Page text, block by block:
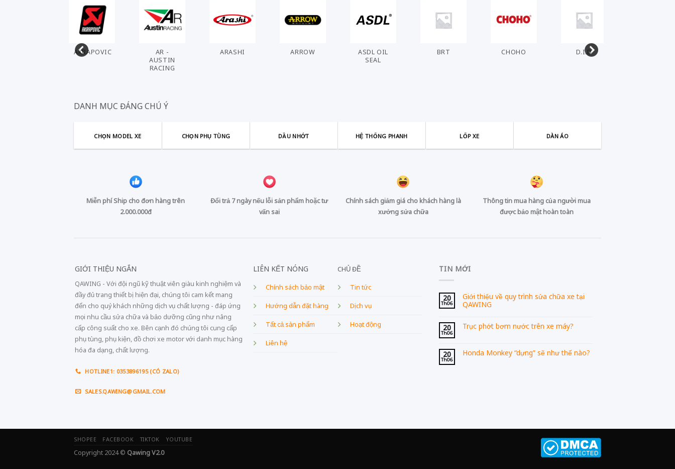
AKRAPOVIC
AR -
AUSTIN
RACING
ARASHI ARROW
ASDL OIL
SEAL
BRT CHOHO D.I.D
DANH MỤC ĐÁNG CHÚ Ý
CHỌN MODEL XE CHỌN PHỤ TÙNG DẦU NHỚT HỆ THỐNG PHANH LỐP XE DÀN ÁO
Miễn phí Ship cho đơn hàng trên
2.000.000đ
Đổi trả 7 ngày nếu lỗi sản phẩm hoặc tư
vấn sai
Chính sách giảm giá cho khách hàng là
xưởng sửa chữa
Thông tin mua hàng của người mua
được bảo mật hoàn toàn
GIỚI THIỆU NGẮN
QAWING - Với đội ngũ kỹ thuật viên giàu kinh nghiệm và
đầy đủ trang thiết bị hiện đại, chúng tôi cam kết mang
đến cho quý khách những dịch vụ chất lượng - đáp ứng
mọi nhu cầu sửa chữa và bảo dưỡng cũng như nâng
cấp công suất cho xe. Bên cạnh đó chúng tôi cung cấp
phụ tùng, phụ kiện, đồ chơi xe motor với danh mục hàng
hóa đa dạng, chất lượng.
HOTLINE1: 0353896195 (CÓ ZALO)
SALES.QAWING@GMAIL.COM
LIÊN KẾT NÓNG
Chính sách bảo mật
Hướng dẫn đặt hàng
Tất cả sản phẩm
Liên hệ
CHỦ ĐỀ
Tin tức
Dịch vụ
Hoạt động
TIN MỚI
20
Th06
Giới thiệu về quy trình sửa chữa xe tại
QAWING
20
Th06
Trục phớt bơm nước trên xe máy?
20
Th06
Honda Monkey “dựng” sẽ như thế nào?
SHOPEE FACEBOOK TIKTOK YOUTUBE
Copyright 2024 © Qawing V2.0